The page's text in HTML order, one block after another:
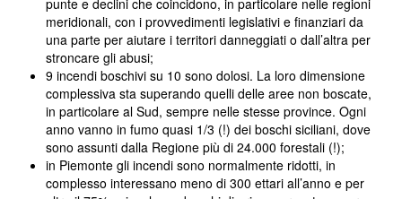
punte e declini che coincidono, in particolare nelle regioni
meridionali, con i provvedimenti legislativi e finanziari da
una parte per aiutare i territori danneggiati o dall’altra per
stroncare gli abusi;
9 incendi boschivi su 10 sono dolosi. La loro dimensione
complessiva sta superando quelli delle aree non boscate,
in particolare al Sud, sempre nelle stesse province. Ogni
anno vanno in fumo quasi 1/3 (!) dei boschi siciliani, dove
sono assunti dalla Regione più di 24.000 forestali (!);
in Piemonte gli incendi sono normalmente ridotti, in
complesso interessano meno di 300 ettari all’anno e per